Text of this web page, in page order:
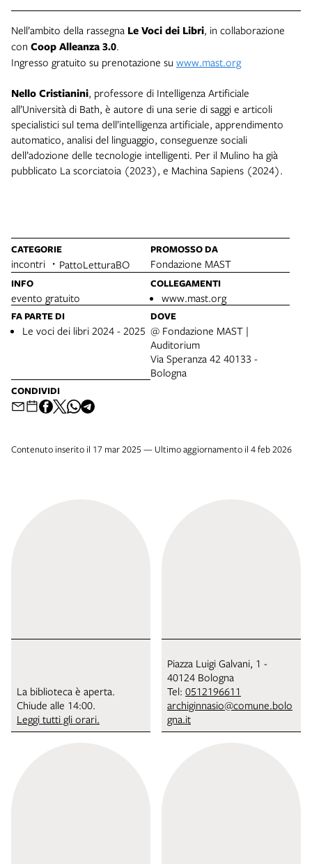
Nell’ambito della rassegna Le Voci dei Libri, in collaborazione
con Coop Alleanza 3.0.
Ingresso gratuito su prenotazione su www.mast.org
Nello Cristianini, professore di Intelligenza Artificiale
all’Università di Bath, è autore di una serie di saggi e articoli
specialistici sul tema dell’intelligenza artificiale, apprendimento
automatico, analisi del linguaggio, conseguenze sociali
dell’adozione delle tecnologie intelligenti. Per il Mulino ha già
pubblicato La scorciatoia (2023), e Machina Sapiens (2024).
CATEGORIE
incontri PattoLetturaBO
PROMOSSO DA
Fondazione MAST
INFO
evento gratuito
COLLEGAMENTI
www.mast.org
FA PARTE DI
Le voci dei libri 2024 - 2025
DOVE
@ Fondazione MAST |
Auditorium
Via Speranza 42 40133 -
Bologna
CONDIVIDI
Contenuto inserito il 17 mar 2025 — Ultimo aggiornamento il 4 feb 2026
La biblioteca è aperta.
Chiude alle 14:00.
Leggi tutti gli orari.
Piazza Luigi Galvani, 1 -
40124 Bologna
Tel: 0512196611
archiginnasio@comune.bolo
gna.it